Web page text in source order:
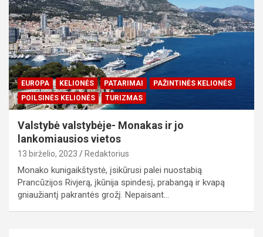
EUROPA KELIONĖS PATARIMAI
PAŽINTINĖS KELIONĖS
POILSINĖS KELIONĖS
TURIZMAS
Valstybė valstybėje- Monakas ir jo
lankomiausios vietos
13 birželio, 2023 Redaktorius
Monako kunigaikštystė, įsikūrusi palei nuostabią
Prancūzijos Rivjerą, įkūnija spindesį, prabangą ir kvapą
gniaužiantį pakrantės grožį. Nepaisant…